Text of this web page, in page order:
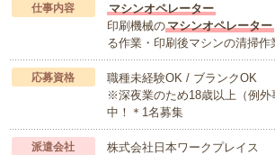
仕事内容
マシンオペレーター
印刷機械のマシンオペレーター
る作業・印刷後マシンの清掃
応募資格
職種未経験OK / ブランクOK
※深夜業のため18歳以上（例外
中！＊1名募集
派遣会社 株式会社日本ワークプレイス